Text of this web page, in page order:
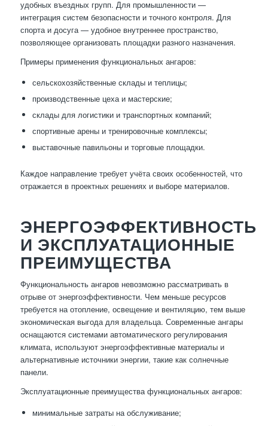
удобных въездных групп. Для промышленности —
интеграция систем безопасности и точного контроля. Для
спорта и досуга — удобное внутреннее пространство,
позволяющее организовать площадки разного назначения.
Примеры применения функциональных ангаров:
сельскохозяйственные склады и теплицы;
производственные цеха и мастерские;
склады для логистики и транспортных компаний;
спортивные арены и тренировочные комплексы;
выставочные павильоны и торговые площадки.
Каждое направление требует учёта своих особенностей, что
отражается в проектных решениях и выборе материалов.
ЭНЕРГОЭФФЕКТИВНОСТЬ
И ЭКСПЛУАТАЦИОННЫЕ
ПРЕИМУЩЕСТВА
Функциональность ангаров невозможно рассматривать в
отрыве от энергоэффективности. Чем меньше ресурсов
требуется на отопление, освещение и вентиляцию, тем выше
экономическая выгода для владельца. Современные ангары
оснащаются системами автоматического регулирования
климата, используют энергоэффективные материалы и
альтернативные источники энергии, такие как солнечные
панели.
Эксплуатационные преимущества функциональных ангаров:
минимальные затраты на обслуживание;